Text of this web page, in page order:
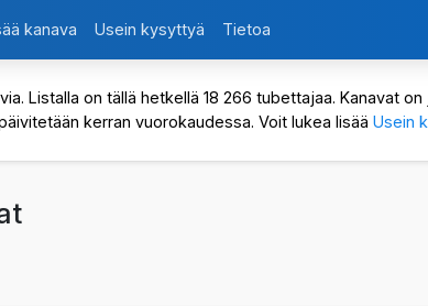
kanava Usein kysyttyä Tietoa
Listalla on tällä hetkellä 18 266 tubettajaa. Kanavat
kerran vuorokaudessa. Voit lukea lisää Usein